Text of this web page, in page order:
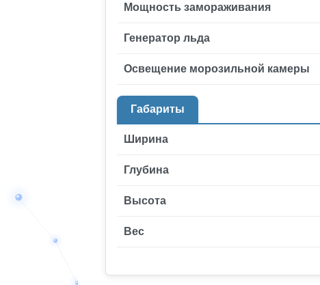
Мощность замораживания
Генератор льда
Освещение морозильной камеры
Габариты
Ширина
Глубина
Высота
Вес